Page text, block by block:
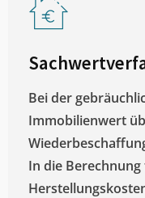
Bei der
Immobilienwert
In die